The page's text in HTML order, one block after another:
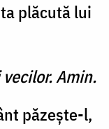
plăcută lui
Amin.
păzește-l,